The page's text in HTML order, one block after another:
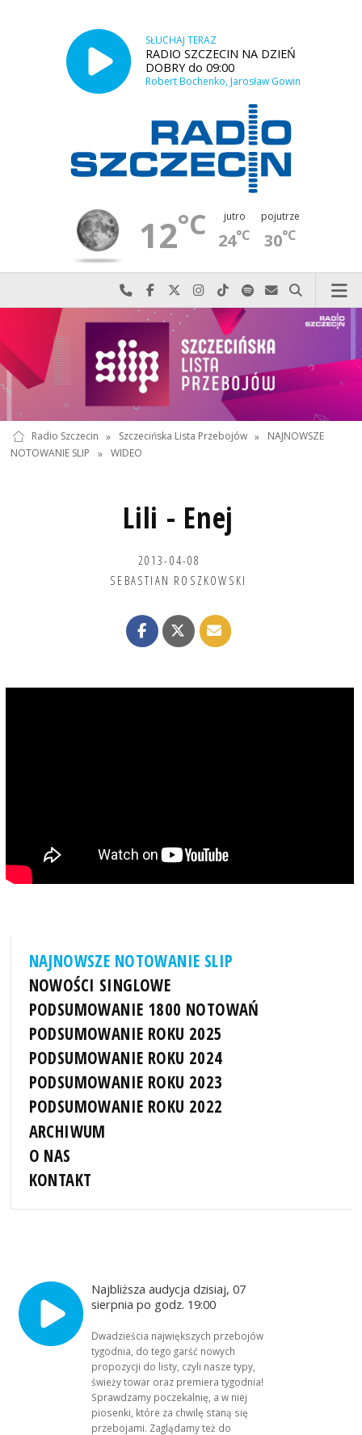
SŁUCHAJ TERAZ
RADIO SZCZECIN NA DZIEŃ
DOBRY do 09:00
Robert Bochenko, Jarosław Gowin
12°C jutro
24°C
pojutrze
30°C
Najlepiej po prostu do nas zadzwoń
Odwiedź nas na Facebook-u
Odwiedź nas na X
Odwiedź nas na Instagram-ie
Odwiedź nas na TikTok-u
Szukaj nas na Spotify
Wyślij do nas
Szukaj
Radio Szczecin » Szczecińska Lista Przebojów »
NAJNOWSZE
NOTOWANIE SLIP
» WIDEO
Lili - Enej
2013-04-08
SEBASTIAN ROSZKOWSKI
NAJNOWSZE NOTOWANIE SLIP
NOWOŚCI SINGLOWE
PODSUMOWANIE 1800 NOTOWAŃ
PODSUMOWANIE ROKU 2025
PODSUMOWANIE ROKU 2024
PODSUMOWANIE ROKU 2023
PODSUMOWANIE ROKU 2022
ARCHIWUM
O NAS
KONTAKT
Najbliższa audycja dzisiaj, 07
sierpnia po godz. 19:00
Dwadzieścia największych przebojów
tygodnia, do tego garść nowych
propozycji do listy, czyli nasze typy,
świeży towar oraz premiera tygodnia!
Sprawdzamy poczekalnię, a w niej
piosenki, które za chwilę staną się
przebojami. Zaglądamy też do